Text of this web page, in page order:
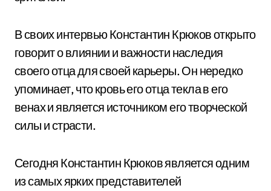
В своих интервью Константин Крюков открыто
говорит о влиянии и важности наследия
своего отца для своей карьеры. Он нередко
упоминает, что кровь его отца текла в его
венах и является источником его творческой
силы и страсти.
Сегодня Константин Крюков является одним
из самых ярких представителей